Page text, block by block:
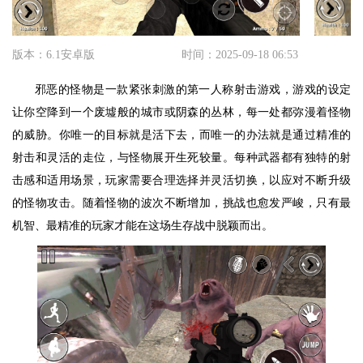
版本：6.1安卓版 时间：2025-09-18 06:53
邪恶的怪物是一款紧张刺激的第一人称射击游戏，游戏的设定
让你空降到一个废墟般的城市或阴森的丛林，每一处都弥漫着怪物
的威胁。你唯一的目标就是活下去，而唯一的办法就是通过精准的
射击和灵活的走位，与怪物展开生死较量。每种武器都有独特的射
击感和适用场景，玩家需要合理选择并灵活切换，以应对不断升级
的怪物攻击。随着怪物的波次不断增加，挑战也愈发严峻，只有最
机智、最精准的玩家才能在这场生存战中脱颖而出。